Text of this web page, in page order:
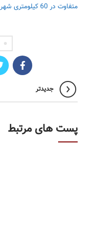
متفاوت در 60 کیلومتری شهر
جدیدتر
پست های مرتبط